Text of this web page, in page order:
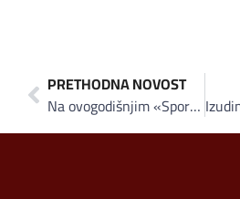
PRETHODNA NOVOST
Na ovogodišnjim «Sportskim igrama Oaze» učestvuje 500 osoba sa intelektualnim teškoćama iz 7 zemalja